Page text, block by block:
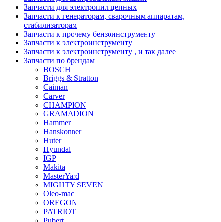
Запчасти для электропил цепных
Запчасти к генераторам, сварочным аппаратам,
стабилизаторам
Запчасти к прочему бензоинструменту
Запчасти к электроинструменту
Запчасти к электроинструменту , и так далее
Запчасти по брендам
BOSCH
Briggs & Stratton
Caiman
Carver
CHAMPION
GRAMADION
Hammer
Hanskonner
Huter
Hyundai
IGP
Makita
MasterYard
MIGHTY SEVEN
Oleo-mac
OREGON
PATRIOT
Pubert